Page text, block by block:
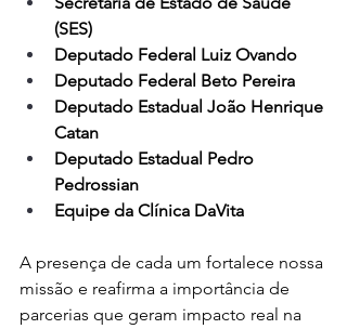
(SES)
Deputado Federal Luiz Ovando
Deputado Federal Beto Pereira
Deputado Estadual João Henrique
Catan
Deputado Estadual Pedro
Pedrossian
Equipe da Clínica DaVita
A presença de cada um fortalece nossa
missão e reafirma a importância de
parcerias que geram impacto real na